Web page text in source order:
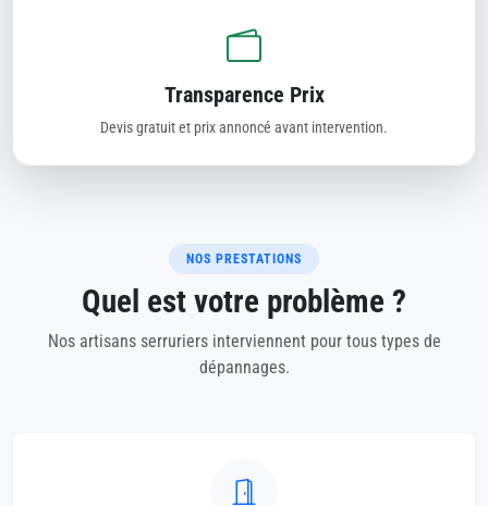
Transparence Prix
Devis gratuit et prix annoncé avant intervention.
NOS PRESTATIONS
Quel est votre problème ?
Nos artisans serruriers interviennent pour tous types de
dépannages.